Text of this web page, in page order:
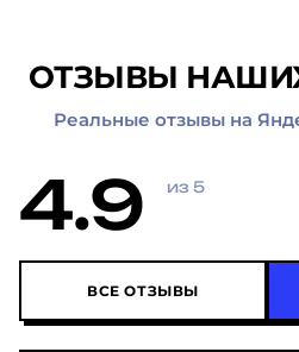
ОТЗЫВЫ
Реальные отзывы на
4.9 из 5
ВСЕ ОТЗЫВЫ